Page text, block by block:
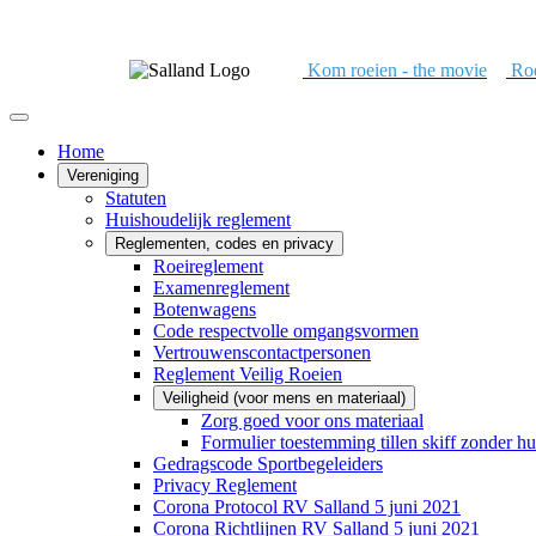
Kom roeien - the movie
Home
Vereniging
Statuten
Huishoudelijk reglement
Reglementen, codes en privacy
Roeireglement
Examenreglement
Botenwagens
Code respectvolle omgangsvormen
Vertrouwenscontactpersonen
Reglement Veilig Roeien
Veiligheid (voor mens en materiaal)
Zorg goed voor ons materiaal
Formulier toestemming tillen skiff zonder
Gedragscode Sportbegeleiders
Privacy Reglement
Corona Protocol RV Salland 5 juni 2021
Corona Richtlijnen RV Salland 5 juni 2021